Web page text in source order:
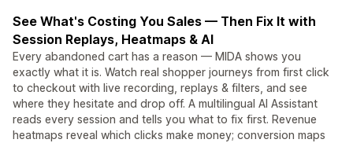
See What's Costing You Sales — Then Fix It with
Session Replays, Heatmaps & AI
Every abandoned cart has a reason — MIDA shows you
exactly what it is. Watch real shopper journeys from first click
to checkout with live recording, replays & filters, and see
where they hesitate and drop off. A multilingual AI Assistant
reads every session and tells you what to fix first. Revenue
heatmaps reveal which clicks make money; conversion maps